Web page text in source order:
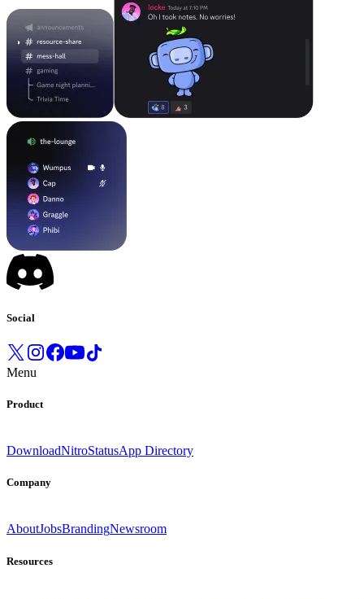
Social
Menu
Product
DownloadNitroStatusApp Directory
Company
AboutJobsBrandingNewsroom
Resources